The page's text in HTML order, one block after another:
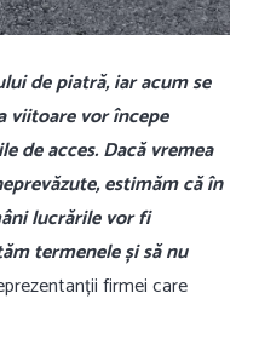
de piatră, iar acum se
viitoare vor începe
de acces. Dacă vremea
estimăm că în
lucrările vor fi
termenele și să nu
firmei care